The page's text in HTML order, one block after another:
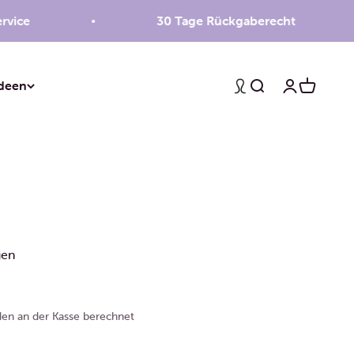
30 Tage Rückgaberecht
Suche Anmelden
an der Kasse berechnet